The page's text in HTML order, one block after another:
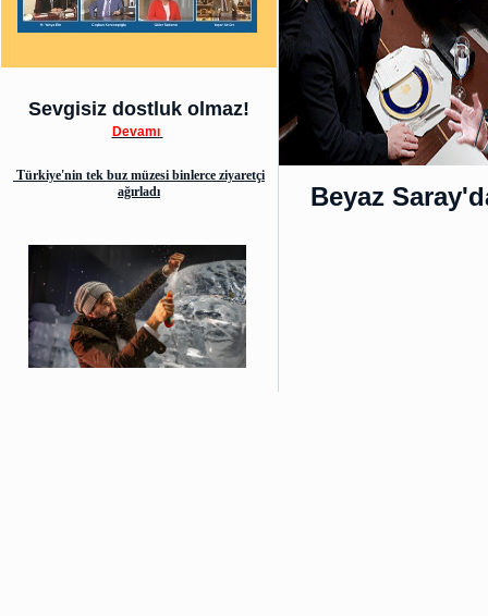
Sevgisiz dostluk olmaz!
Devamı
Türkiye'nin tek buz müzesi binlerce ziyaretçi
ağırladı
Beyaz